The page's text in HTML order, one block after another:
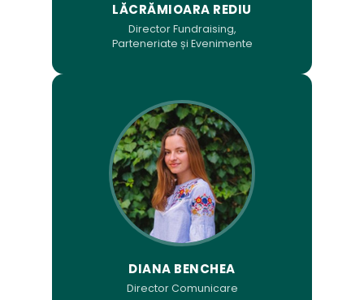
LĂCRĂMIOARA REDIU
Director Fundraising,
Parteneriate și Evenimente
DIANA BENCHEA
Director Comunicare